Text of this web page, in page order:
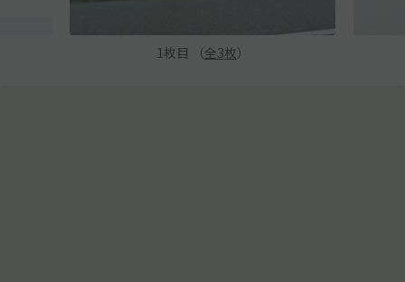
1 枚目 （全3枚）